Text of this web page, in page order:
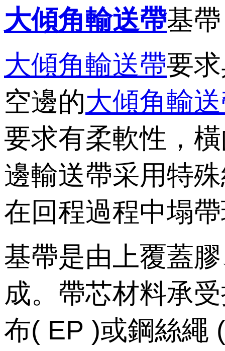
大傾角輸送帶基帶
大傾角輸送帶要求
空邊的大傾角輸
要求有柔軟性
邊輸送帶采用特殊
在回程過程中塌帶現
基帶是由上覆蓋膠
成。帶芯材料承
布( EP )或鋼絲繩 (